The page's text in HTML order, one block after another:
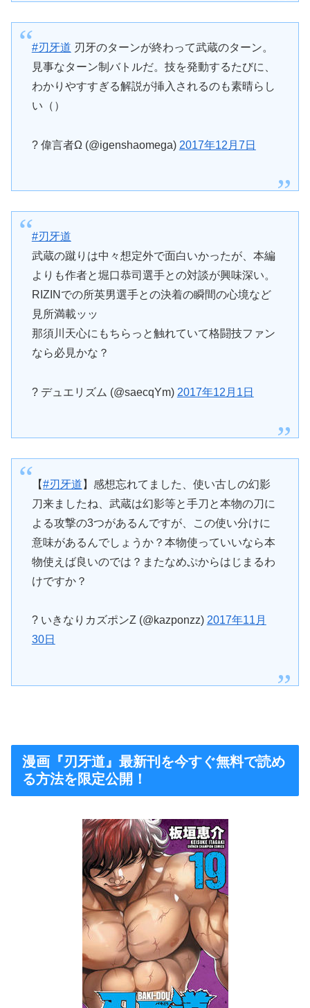
#刃牙道 刃牙のターンが終わって武蔵のターン。
見事なターン制バトルだ。技を発動するたびに、
わかりやすすぎる解説が挿入されるのも素晴らし
い（）
? 偉言者Ω (@igenshaomega) 2017年12月7日
#刃牙道
武蔵の蹴りは中々想定外で面白いかったが、本編
よりも作者と堀口恭司選手との対談が興味深い。
RIZINでの所英男選手との決着の瞬間の心境など
見所満載ッッ
那須川天心にもちらっと触れていて格闘技ファン
なら必見かな？
? デュエリズム (@saecqYm) 2017年12月1日
【#刃牙道 】感想忘れてました、使い古しの幻影
刀来ましたね、武蔵は幻影等と手刀と本物の刀に
よる攻撃の3つがあるんですが、この使い分けに
意味があるんでしょうか？本物使っていいなら本
物使えば良いのでは？またなめぷからはじまるわ
けですか？
? いきなりカズポンZ (@kazponzz) 2017年11月
30日
漫画『刃牙道』最新刊を今すぐ無料で読め
る方法を限定公開！